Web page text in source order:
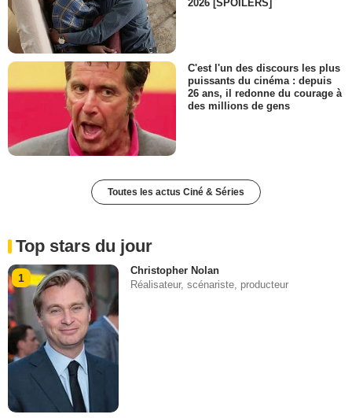
2026 [SPOILERS]
C'est l'un des discours les plus
puissants du cinéma : depuis
26 ans, il redonne du courage à
des millions de gens
Toutes les actus Ciné & Séries
Top stars du jour
1
Christopher Nolan
Réalisateur, scénariste, producteur